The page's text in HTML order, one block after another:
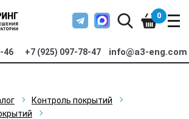
46 +7 (925) 097-78-47 info@a3-eng.com
0
Контроль покрытий